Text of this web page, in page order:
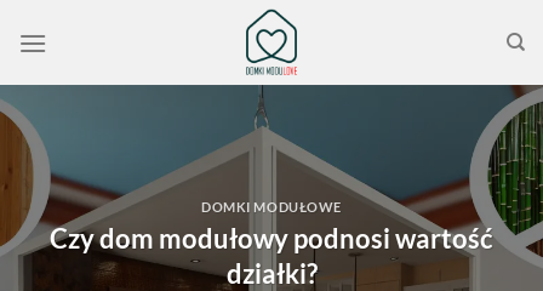
DOMKI MODUŁOWE
Czy dom modułowy podnosi wartość
działki?